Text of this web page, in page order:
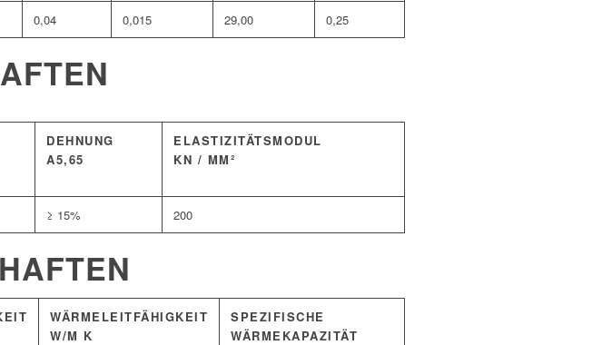
0,04 0,015 29,00 0,25
DEHNUNG
A5,65
ELASTIZITÄTSMODUL
KN / MM²
≥ 15% 200
WÄRMELEITFÄHIGKEIT
W/M K
SPEZIFISCHE
WÄRMEKAPAZITÄT